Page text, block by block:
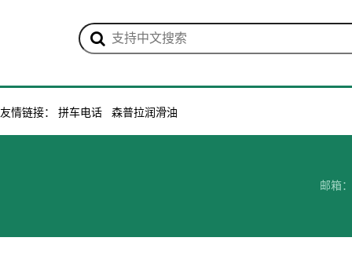
友情链接： 拼车电话 森普拉润滑油
邮箱